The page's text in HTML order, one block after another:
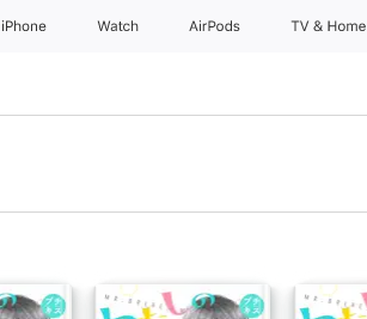
iPhone Watch AirPods TV & Home